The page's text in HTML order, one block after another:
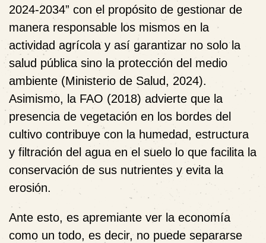
2024-2034” con el propósito de gestionar de
manera responsable los mismos en la
actividad agrícola y así garantizar no solo la
salud pública sino la protección del medio
ambiente (Ministerio de Salud, 2024).
Asimismo, la FAO (2018) advierte que la
presencia de vegetación en los bordes del
cultivo contribuye con la humedad, estructura
y filtración del agua en el suelo lo que facilita la
conservación de sus nutrientes y evita la
erosión.
Ante esto, es apremiante ver la economía
como un todo, es decir, no puede separarse